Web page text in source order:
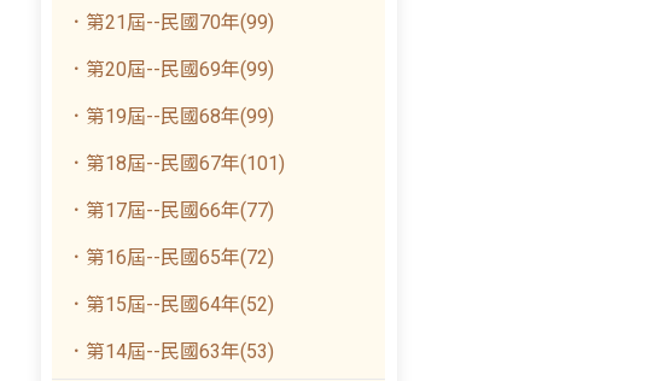
．第21屆--民國70年(99)
．第20屆--民國69年(99)
．第19屆--民國68年(99)
．第18屆--民國67年(101)
．第17屆--民國66年(77)
．第16屆--民國65年(72)
．第15屆--民國64年(52)
．第14屆--民國63年(53)